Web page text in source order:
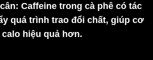
: Caffeine trong cà phê có tác
quá trình trao đổi chất, giúp cơ
hiệu quả hơn.